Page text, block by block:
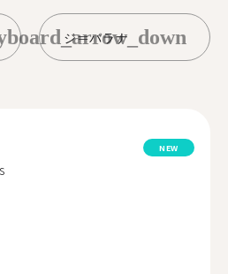
ジ＝パラナ
NEW